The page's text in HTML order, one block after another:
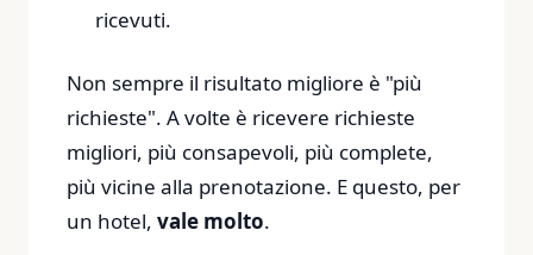
ricevuti.
Non sempre il risultato migliore è "più
richieste". A volte è ricevere richieste
migliori, più consapevoli, più complete,
più vicine alla prenotazione. E questo, per
un hotel, vale molto.